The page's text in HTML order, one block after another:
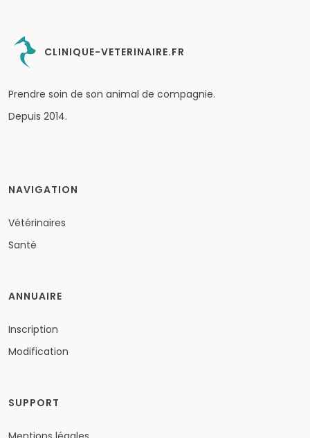
CLINIQUE-VETERINAIRE.FR
Prendre soin de son animal de compagnie.
Depuis 2014.
NAVIGATION
Vétérinaires
Santé
ANNUAIRE
Inscription
Modification
SUPPORT